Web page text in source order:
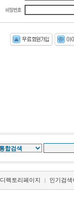
디렉토리페이지 | 인기검색